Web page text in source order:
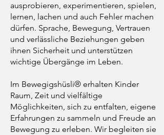
ausprobieren, experimentieren, spielen,
lernen, lachen und auch Fehler machen
dürfen. Sprache, Bewegung, Vertrauen
und verlässliche Beziehungen geben
ihnen Sicherheit und unterstützen
wichtige Übergänge im Leben.
Im Bewegigshüsli® erhalten Kinder
Raum, Zeit und vielfältige
Möglichkeiten, sich zu entfalten, eigene
Erfahrungen zu sammeln und Freude an
Bewegung zu erleben. Wir begleiten sie